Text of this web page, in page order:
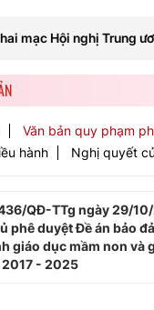
ương lần thứ ba
Văn bản quy phạm
hành
Nghị quyết
QĐ-TTg ngày 29/
phê duyệt Đề án bảo
giáo dục mầm non và
- 2025